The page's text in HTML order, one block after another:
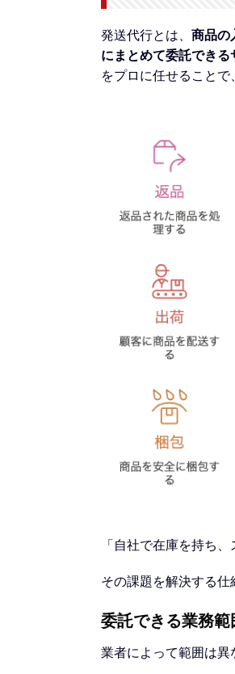
発送代行とは、 商品の
にまとめて委託できる
をプロに任せることで
「自社で在庫を持ち
その課題を解決する仕
委託できる業務範
業者によって範囲は異